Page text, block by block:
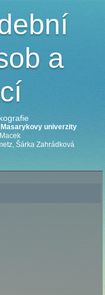
a
univerzity
Šárka Zahrádková